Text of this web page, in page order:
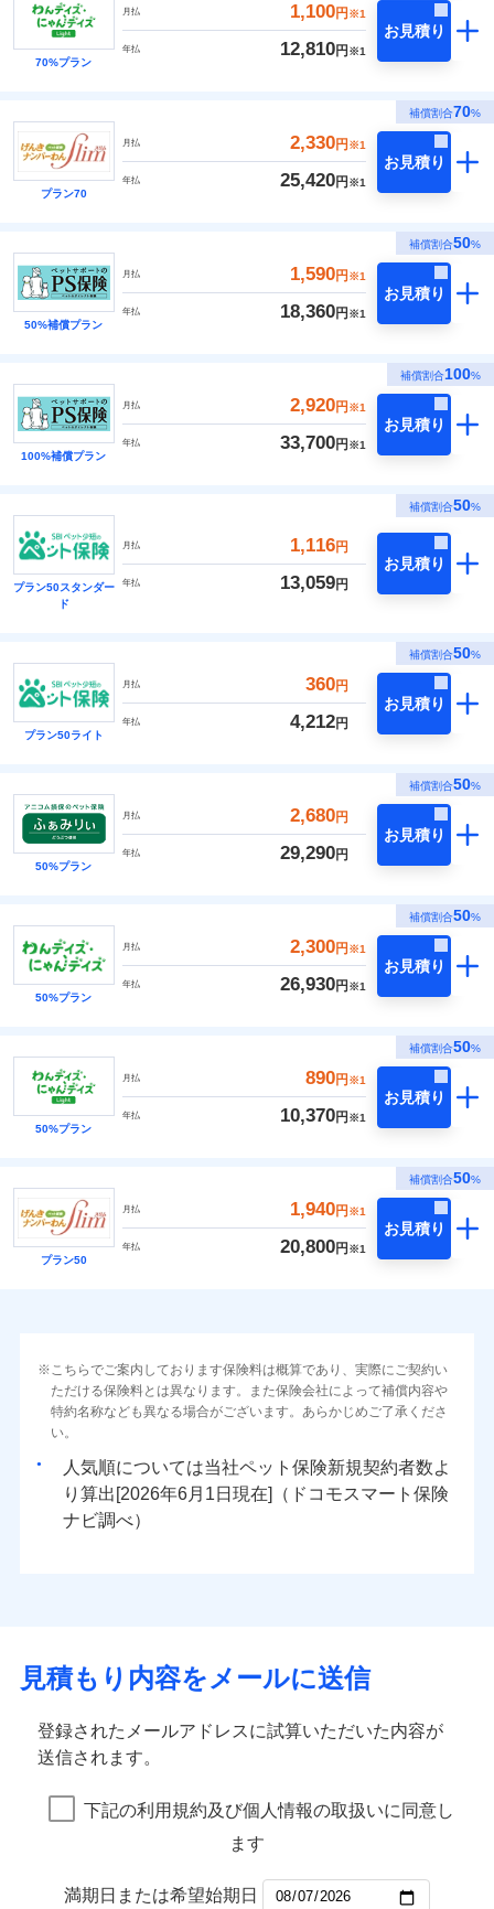
70%プラン
月払 1,100円 ※1
年払 12,810円 ※1
お見積り
補償割合70%
プラン70
月払 2,330円 ※1
年払 25,420円 ※1
お見積り
補償割合50%
50%補償プラン
月払 1,590円 ※1
年払 18,360円 ※1
お見積り
補償割合100%
100%補償プラン
月払 2,920円 ※1
年払 33,700円 ※1
お見積り
補償割合50%
プラン50スタンダー
ド
月払 1,116円
年払 13,059円
お見積り
補償割合50%
プラン50ライト
月払 360円
年払 4,212円
お見積り
補償割合50%
50%プラン
月払 2,680円
年払 29,290円
お見積り
補償割合50%
50%プラン
月払 2,300円 ※1
年払 26,930円 ※1
お見積り
補償割合50%
50%プラン
月払 890円 ※1
年払 10,370円 ※1
お見積り
補償割合50%
プラン50
月払 1,940円 ※1
年払 20,800円 ※1
お見積り
こちらでご案内しております保険料は概算であり、実際にご契約い
ただける保険料とは異なります。また保険会社によって補償内容や
特約名称なども異なる場合がございます。あらかじめご了承くださ
い。
人気順については当社
新規契約者数よ
り算出[
年 月
日現在]（ドコモスマート保険
ナビ調べ）
見積もり内容をメールに送信
登録されたメールアドレスに試算いただいた内容が
送信されます。
下記の利用規約及び個人情報の取扱いに同意し
ます
満期日または希望始期日